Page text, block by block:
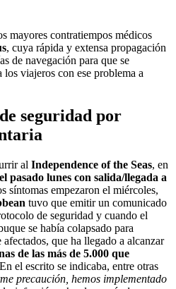
mayores contratiempos médicos
, cuya rápida y extensa propagación
de navegación para que se
viajeros con ese problema a
seguridad por
al Independence of the Seas, en
pasado lunes con salida/llegada a
síntomas empezaron el miércoles,
tuvo que emitir un comunicado
de seguridad y cuando el
se había colapsado para
que ha llegado a alcanzar
de las más de 5.000 que
el escrito se indicaba, entre otras
precaución, hemos implementado